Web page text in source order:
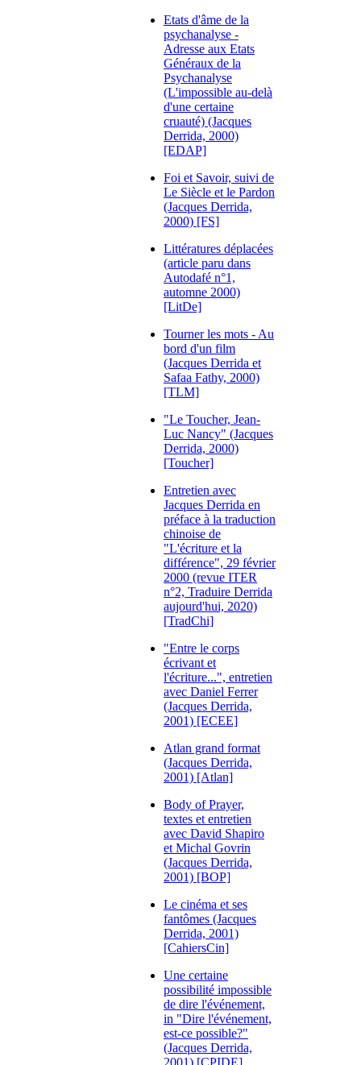
Etats d'âme de la
psychanalyse -
Adresse aux Etats
Généraux de la
Psychanalyse
(L'impossible au-delà
d'une certaine
cruauté) (Jacques
Derrida, 2000)
[EDAP]
Foi et Savoir, suivi de
Le Siècle et le Pardon
(Jacques Derrida,
2000) [FS]
Littératures déplacées
(article paru dans
Autodafé n°1,
automne 2000)
[LitDe]
Tourner les mots - Au
bord d'un film
(Jacques Derrida et
Safaa Fathy, 2000)
[TLM]
"Le Toucher, Jean-
Luc Nancy" (Jacques
Derrida, 2000)
[Toucher]
Entretien avec
Jacques Derrida en
préface à la traduction
chinoise de
"L'écriture et la
différence", 29 février
2000 (revue ITER
n°2, Traduire Derrida
aujourd'hui, 2020)
[TradChi]
"Entre le corps
écrivant et
l'écriture...", entretien
avec Daniel Ferrer
(Jacques Derrida,
2001) [ECEE]
Atlan grand format
(Jacques Derrida,
2001) [Atlan]
Body of Prayer,
textes et entretien
avec David Shapiro
et Michal Govrin
(Jacques Derrida,
2001) [BOP]
Le cinéma et ses
fantômes (Jacques
Derrida, 2001)
[CahiersCin]
Une certaine
possibilité impossible
de dire l'événement,
in "Dire l'événement,
est-ce possible?"
(Jacques Derrida,
2001) [CPIDE]